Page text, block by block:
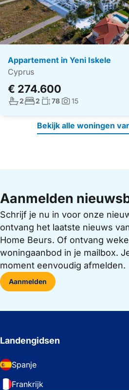
Appartement in Yeni Iskele
Cyprus
€ 274.600
Aantal badkamers:
2Aantal slaapkamers:
2 Woonoppervlakte:
78Foto's:
15
Bekijk alle woningen
Aanmelden
Schrijf je nu in voor onze
ontvang het laatste nieuws
Home Beurs. Of ontvang
woningaanbod in je mailbox.
moment eenvoudig afmelden.
Aanmelden
Landengidsen
Spanje
Frankrijk